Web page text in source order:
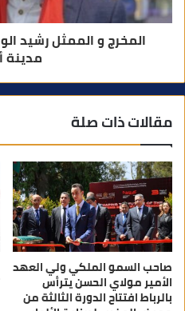
المخرج و الممثل رشيد
مدينة
مقالات ذات صلة
صاحب السمو الملكي ولي العهد
الأمير مولاي الحسن يترأس
بالرباط افتتاح الدورة الثالثة من